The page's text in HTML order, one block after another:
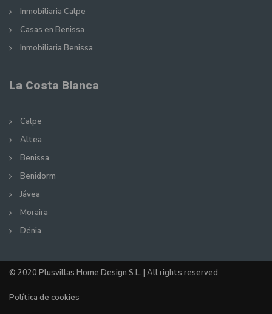
Inmobiliaria Calpe
Casas en Benissa
Inmobiliaria Benissa
La Costa Blanca
Calpe
Altea
Benissa
Benidorm
Jávea
Moraira
Dénia
© 2020 Plusvillas Home Design S.L. | All rights reserved
Política de cookies